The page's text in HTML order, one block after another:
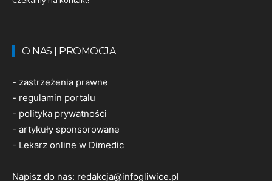
O NAS | PROMOCJA
- zastrzeżenia prawne
- regulamin portalu
- polityka prywatności
- artykuły sponsorowane
- Lekarz online w Dimedic
Napisz do nas: redakcja@infogliwice.pl